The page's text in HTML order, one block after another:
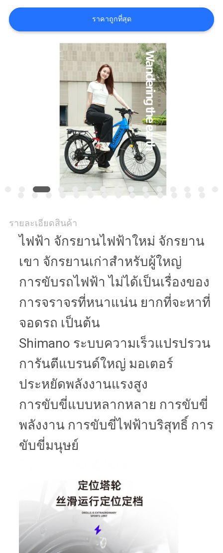
คุณภาพ
ราคาถูกที่สุด
รายละเอียดสินค้า
ไฟฟ้า จักรยานไฟฟ้าใหม่ จักรยาน
เขา จักรยานเก่าสําหรับผู้ใหญ่
การขับรถไฟฟ้า ไม่ได้เป็นเรื่องของ
การจราจรที่หนาแน่น ยากที่จะหาที่
จอดรถ เป็นต้น
Shimano ระบบความเร็วแปรปรวน
การันตีแบรนด์ใหญ่ มอเตอร์
ประหยัดพลังงานแรงสูง
การขับขี่แบบหลากหลาย การขับขี่
พลังงาน การขับขี่ไฟฟ้าบริสุทธิ์ การ
ขับขี่มนุษย์